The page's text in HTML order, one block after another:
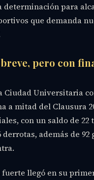
determinación para
que demanda
breve, pero con
Ciudad Universitaria
a mitad del Clausura
con un saldo de 22
derrotas, además de 92
fuerte llegó en su